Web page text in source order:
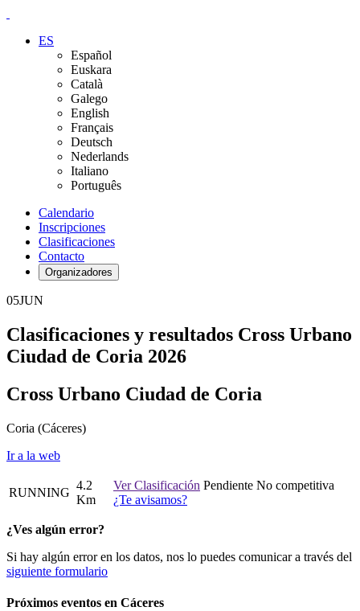
ES
Español
Euskara
Català
Galego
English
Français
Deutsch
Nederlands
Italiano
Português
Calendario
Inscripciones
Clasificaciones
Contacto
Organizadores
05JUN
Clasificaciones y resultados Cross Urbano
Ciudad de Coria 2026
Cross Urbano Ciudad de Coria
Coria (Cáceres)
Ir a la web
RUNNING
4.2
Km
Ver Clasificación Pendiente No competitiva
¿Te avisamos?
¿Ves algún error?
Si hay algún error en los datos, nos lo puedes comunicar a través del
siguiente formulario
Próximos eventos en Cáceres